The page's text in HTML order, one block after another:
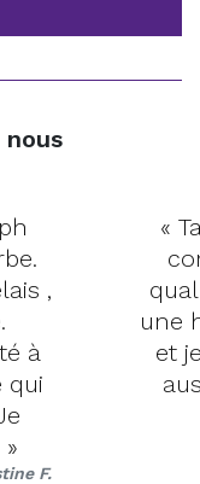
,
à
qui
F.
«
une
et